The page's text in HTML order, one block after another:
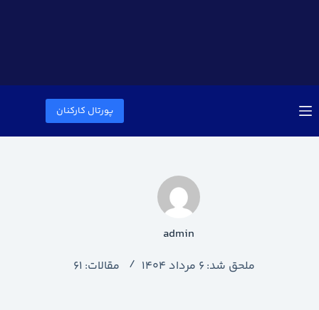
پورتال کارکنان
admin
ملحق شد: 6 مرداد 1404
مقالات: 61